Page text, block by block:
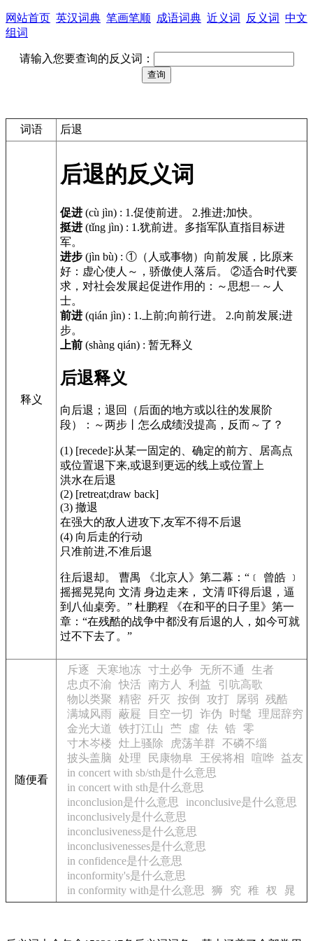
网站首页 英汉词典 笔画笔顺 成语词典 近义词 反义词 中文
组词
请输入您要查询的反义词：
词语 后退
释义
后退的反义词
促进 (cù jìn) : 1.促使前进。 2.推进;加快。
挺进 (tǐng jìn) : 1.犹前进。多指军队直指目标进
军。
进步 (jìn bù) : ①（人或事物）向前发展，比原来
好：虚心使人～，骄傲使人落后。 ②适合时代要
求，对社会发展起促进作用的：～思想ㄧ～人
士。
前进 (qián jìn) : 1.上前;向前行进。 2.向前发展;进
步。
上前 (shàng qián) : 暂无释义
后退释义
向后退；退回（后面的地方或以往的发展阶
段）：～两步丨怎么成绩没提高，反而～了？
(1) [recede]∶从某一固定的、确定的前方、居高点
或位置退下来,或退到更远的线上或位置上
洪水在后退
(2) [retreat;draw back]
(3) 撤退
在强大的敌人进攻下,友军不得不后退
(4) 向后走的行动
只准前进,不准后退
往后退却。 曹禺 《北京人》 第二幕：“﹝ 曾皓 ﹞
摇摇晃晃向 文清 身边走来， 文清 吓得后退，逼
到八仙桌旁。” 杜鹏程
《在和平的日子里》 第一
章：“在残酷的战争中都没有后退的人，如今可就
过不下去了。”
随便看
斥逐 天寒地冻 寸土必争 无所不通
生者
忠贞不渝
快活 南方人 利益
引吭高歌
物以类聚
精密 歼灭 按倒 攻打 孱弱
残酷
满城风雨
蔽屣 目空一切 诈伪 时髦
理屈辞穷
金光大道
铁打江山 苎 虛 佉 锆
零
寸木岑楼
灶上骚除 虎荡羊群
不磷不缁
披头盖脑
处理 民康物阜 王侯将相 喧哗 益友
in concert with sb/sth是什么意思
in concert with sth是什么意思
inconclusion是什么意思
inconclusive是什么意思
inconclusively是什么意思
inconclusiveness是什么意思
inconclusivenesses是什么意思
in confidence是什么意思
inconformity's是什么意思
in conformity with是什么意思
狮 究 稚 杈 晁